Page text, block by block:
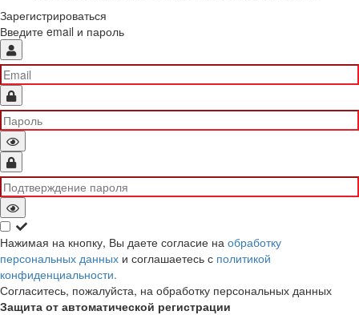
Зарегистрироваться
Введите email и пароль
Нажимая на кнопку, Вы даете согласие на обработку
персональных данных и соглашаетесь с политикой
конфиденциальности.
Согласитесь, пожалуйста, на обработку персональных данных
Защита от автоматической регистрации